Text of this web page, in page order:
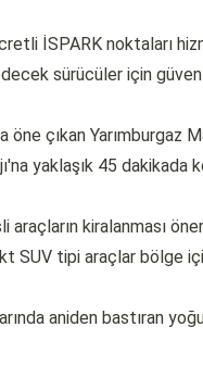
İSPARK noktaları
sürücüler için
çıkan Yarımburgaz
yaklaşık 45
kiralanması
SUV tipi araçlar bölge
aniden bastıran